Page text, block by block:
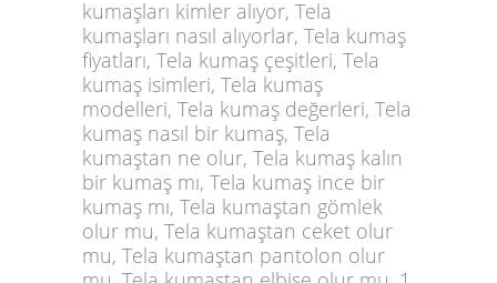
kumaşları kimler alıyor, Tela
kumaşları nasıl alıyorlar, Tela kumaş
fiyatları, Tela kumaş çeşitleri, Tela
kumaş isimleri, Tela kumaş
modelleri, Tela kumaş değerleri, Tela
kumaş nasıl bir kumaş, Tela
kumaştan ne olur, Tela kumaş kalın
bir kumaş mı, Tela kumaş ince bir
kumaş mı, Tela kumaştan gömlek
olur mu, Tela kumaştan ceket olur
mu, Tela kumaştan pantolon olur